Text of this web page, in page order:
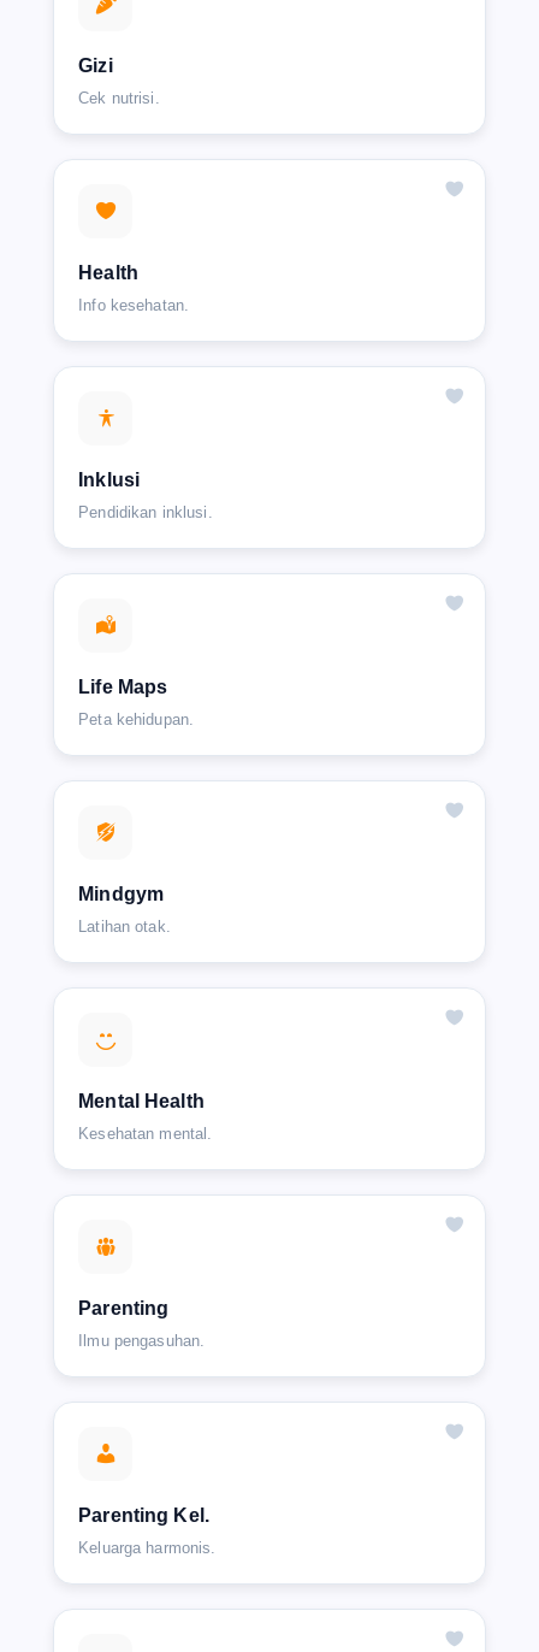
Gizi
Cek nutrisi.
Health
Info kesehatan.
Inklusi
Pendidikan inklusi.
Life Maps
Peta kehidupan.
Mindgym
Latihan otak.
Mental Health
Kesehatan mental.
Parenting
Ilmu pengasuhan.
Parenting Kel.
Keluarga harmonis.